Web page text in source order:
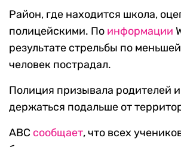
Район, где находится школа,
полицейскими. По информации
результате стрельбы по
человек пострадал.
Полиция призывала родителей
держаться подальше от
ABC сообщает, что всех